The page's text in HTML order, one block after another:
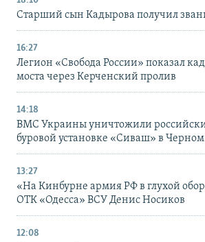
Старший сын Кадырова получил
16:27
Легион «Свобода России» показал
моста через Керченский пролив
14:18
ВМС Украины уничтожили
буровой установке «Сиваш» в
13:27
«На Кинбурне армия РФ в глухой
ОТК «Одесса» ВСУ Денис Носиков
12:08